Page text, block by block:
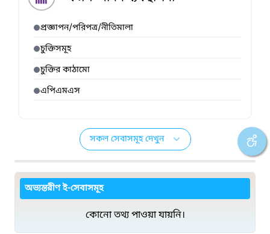
প্রজ্ঞাপন/পরিপত্র/নীতিমালা
চুক্তিসমূহ
চুক্তির কাঠামো
এপিএমএস
সকল সেবাসমূহ দেখুন
অভ্যন্তরীণ ই-সেবাসমূহ
কোনো তথ্য পাওয়া যায়নি।